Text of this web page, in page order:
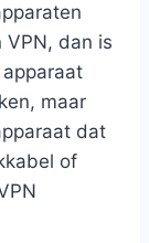
dan is
maar
dat
of